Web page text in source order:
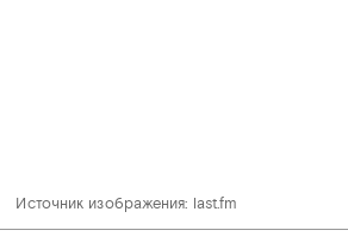
Источник изображения: last.fm